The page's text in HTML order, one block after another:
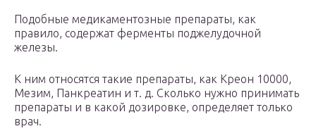
Подобные медикаментозные препараты, как
правило, содержат ферменты поджелудочной
железы.
К ним относятся такие препараты, как Креон 10000,
Мезим, Панкреатин и т. д. Сколько нужно принимать
препараты и в какой дозировке, определяет только
врач.